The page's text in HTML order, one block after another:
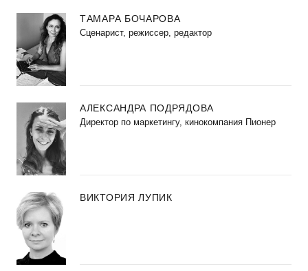
ТАМАРА БОЧАРОВА
Сценарист, режиссер, редактор
АЛЕКСАНДРА ПОДРЯДОВА
Директор по маркетингу, кинокомпания Пионер
ВИКТОРИЯ ЛУПИК